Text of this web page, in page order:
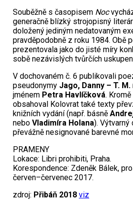
Souběžně s časopisem Noc
generačně blízký strojopisný
doložený jediným nedatovaným
pravděpodobně z roku 1984. Obě
prezentovala jako do jisté míry
sobě nezávislých tvůrčích
V dochovaném č. 6 publikovali
pseudonymy Jago, Danny – T. M.
jménem Petra Havlíčková.
obsahoval Kolovrat také texty
knižních vydání (např. básně
nebo Vladimíra Holana).
převážně nesignované barevné
PRAMENY
Lokace: Libri prohibiti, Praha.
Korespondence: Zdeněk Bálek,
červen–červenec 2017.
zdroj: Přibáň 2018 viz